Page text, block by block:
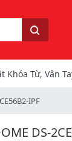
Tìm kiếm
Khóa Từ, Vân
IPF
DS-